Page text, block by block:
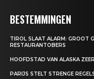
BESTEMMINGEN
TIROL SLAAT ALARM: GROOT
RESTAURANTOBERS
HOOFDSTAD VAN ALASKA
PARIJS STELT STRENGE